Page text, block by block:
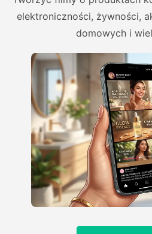
elektroniczności, żywności,
domowych i